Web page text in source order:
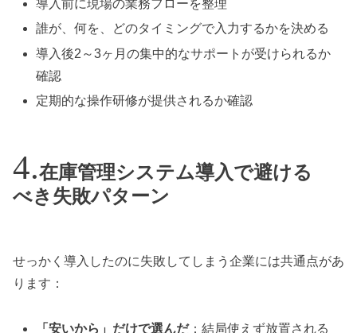
導入前に現場の業務フローを整理
誰が、何を、どのタイミングで入力するかを決める
導入後2～3ヶ月の集中的なサポートが受けられるか
確認
定期的な操作研修が提供されるか確認
在庫管理システム導入で避ける
べき失敗パターン
せっかく導入したのに失敗してしまう企業には共通点があ
ります：
「安いから」だけで選んだ：結局使えず放置される